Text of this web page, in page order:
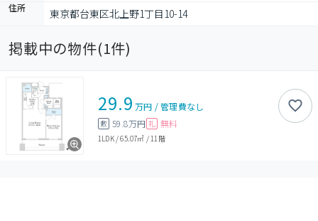
住所 東京都台東区北上野1丁目10-14
掲載中の物件(1件)
29.9 万円 /管理費なし
敷 59.8万円 礼 無料
1LDK/65.07㎡ / 11階